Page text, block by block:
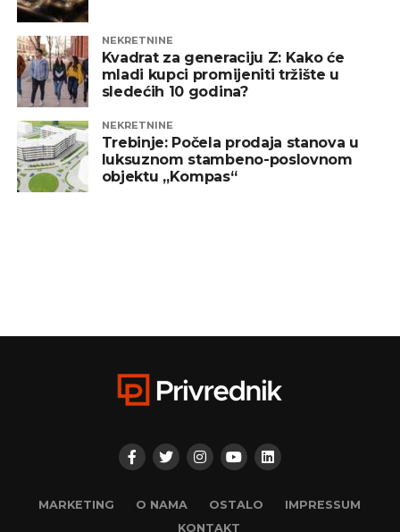
NEKRETNINE
Kvadrat za generaciju Z: Kako će
mladi kupci promijeniti tržište u
sledećih 10 godina?
NEKRETNINE
Trebinje: Počela prodaja stanova u
luksuznom stambeno-poslovnom
objektu „Kompas“
MARKETING O NAMA OSTALO
IMPRESSUM
KONTAKT